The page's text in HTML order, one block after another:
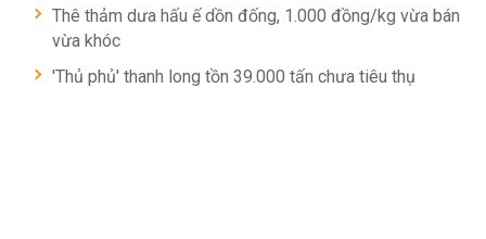
Thê thảm dưa hấu ế dồn đống, 1.000 đồng/kg vừa bán
vừa khóc
'Thủ phủ' thanh long tồn 39.000 tấn chưa tiêu thụ